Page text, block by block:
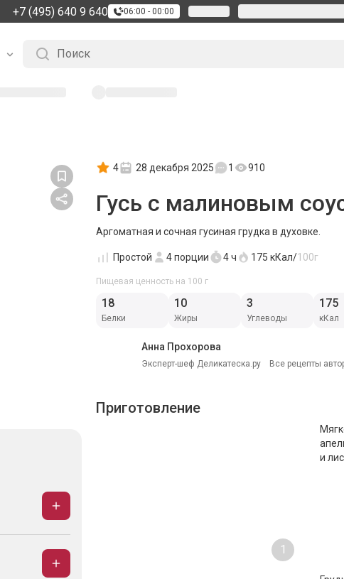
+7 (495) 640 9 640 06:00 - 00:00
4 28 декабря 2025 1 910
Гусь с малиновым
Аргоматная и сочная гусиная грудка в духовке.
Простой 4порции 4 ч 175 кКал/100г
Пищевая ценность на 100 г
18
Белки
10
Жиры
3
Углеводы
175
кКал
Анна Прохорова
Эксперт-шеф Деликатеска.ру Все рецепты
Приготовление
1
и